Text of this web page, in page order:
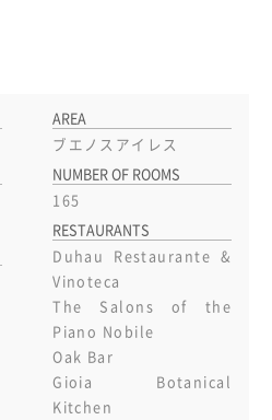
AREA
ブエノスアイレス
NUMBER OF ROOMS
165
RESTAURANTS
Duhau Restaurante &
Vinoteca
The Salons of the
Piano Nobile
Oak Bar
Gioia Botanical
Kitchen